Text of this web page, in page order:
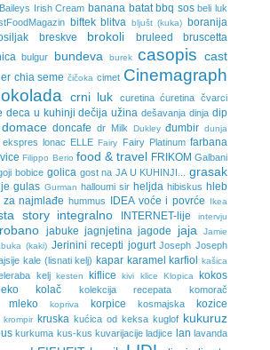
Baileys Irish Cream banana batat bbq sos beli luk
biftek blitva bljušt (kuka)
boranija
breskve brokoli bruleed
bruscetta
bulgur bundeva burek casopis cast
chia seme čičoka cimet Cinemagraph
crni luk curetina ćuretina čvarci
deca u kuhinji dečija užina dešavanja dinja dip
domace doncafe dr Milk Dukley đumbir dunja
ekspres lonac ELLE Fairy Fairy Platinum farbana
Filippo Berio food & travel FRIKOM Galbani
bobice golica gost na JA U KUHINJI... grasak
gulas Gurman halloumi sir heljda hibiskus hleb
za najmlađe hummus IDEA voće i povrće Ikea
story integralno INTERNET-lije intervju
jabuke jagnjetina jagode jaja
Jamie
(kaki) Jerinini recepti jogurt Joseph Joseph
kale (lisnati kelj) kapar karamel karfiol kašica
kelj kesten kiflice kivi klice Klopica
kokos
kolač kolekcija recepata komorač
mleko kopriva korpice kosmajska kozice
krompir kruska kućica od keksa kuglof kukuruz
kurkuma kus-kus kuvarijacije ladjice lan lavanda